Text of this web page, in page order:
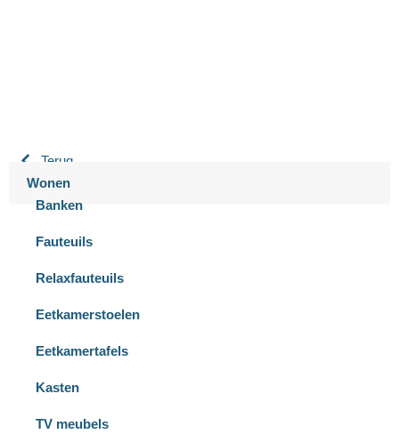
Terug
Wonen
Banken
Fauteuils
Relaxfauteuils
Eetkamerstoelen
Eetkamertafels
Kasten
TV meubels